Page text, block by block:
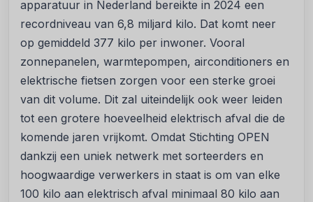
apparatuur in Nederland bereikte in 2024 een
recordniveau van 6,8 miljard kilo. Dat komt neer
op gemiddeld 377 kilo per inwoner. Vooral
zonnepanelen, warmtepompen, airconditioners en
elektrische fietsen zorgen voor een sterke groei
van dit volume. Dit zal uiteindelijk ook weer leiden
tot een grotere hoeveelheid elektrisch afval die de
komende jaren vrijkomt. Omdat Stichting OPEN
dankzij een uniek netwerk met sorteerders en
hoogwaardige verwerkers in staat is om van elke
100 kilo aan elektrisch afval minimaal 80 kilo aan